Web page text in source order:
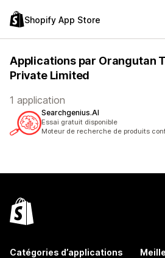
Shopify App Store
Applications par Orangutan
Private Limited
1 application
Searchgenius.AI
Essai gratuit disponible
Moteur de recherche de produits
Catégories d’applications